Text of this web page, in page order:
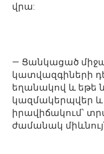
վրա:
— Ցանկացած
կատվազգիների
եղանակով և եթե
կազմակերպվեր
իրավիճակում՝
ժամանակ